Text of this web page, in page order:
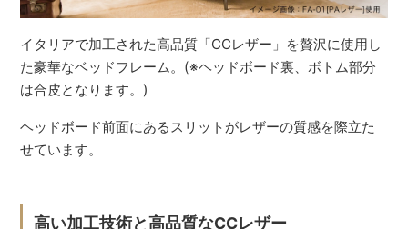
イタリアで加工された高品質「CCレザー」を贅沢に使用し
た豪華なベッドフレーム。(※ヘッドボード裏、ボトム部分
は合皮となります。)
ヘッドボード前面にあるスリットがレザーの質感を際立た
せています。
高い加工技術と高品質なCCレザー